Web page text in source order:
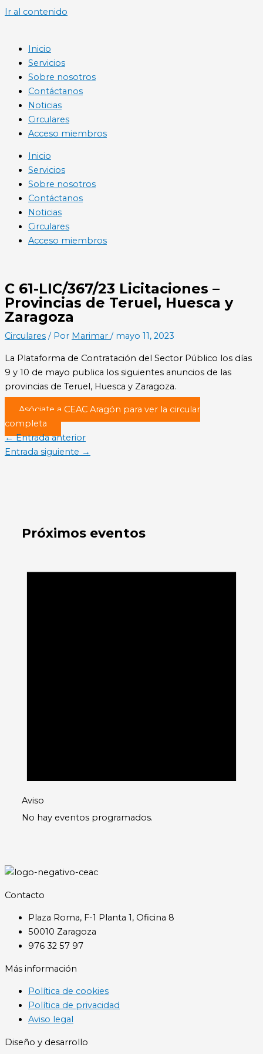
Ir al contenido
Inicio
Servicios
Sobre nosotros
Contáctanos
Noticias
Circulares
Acceso miembros
Inicio
Servicios
Sobre nosotros
Contáctanos
Noticias
Circulares
Acceso miembros
C 61-LIC/367/23 Licitaciones –
Provincias de Teruel, Huesca y
Zaragoza
Circulares / Por Marimar / mayo 11, 2023
La Plataforma de Contratación del Sector Público los días
9 y 10 de mayo publica los siguientes anuncios de las
provincias de Teruel, Huesca y Zaragoza.
Asóciate a CEAC Aragón para ver la circular
completa
←Entrada anterior
Entrada siguiente →
Próximos eventos
Aviso
No hay eventos programados.
Contacto
Plaza Roma, F-1 Planta 1, Oficina 8
50010 Zaragoza
976 32 57 97
Más información
Política de cookies
Política de privacidad
Aviso legal
Diseño y desarrollo